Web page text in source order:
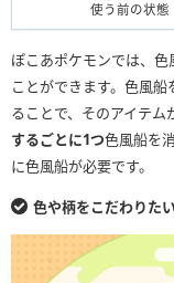
使う前の状態
ぽこあポケモンでは、
ことができます。色風
ることで、そのアイテム
するごとに1つ色風船を
に色風船が必要です。
色や柄をこだわりた